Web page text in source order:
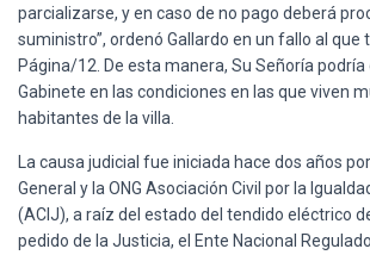
parcializarse, y en caso de no pago deberá
suministro”, ordenó Gallardo en un fallo al que
Página/12. De esta manera, Su Señoría
Gabinete en las condiciones en las que viven
habitantes de la villa.
La causa judicial fue iniciada hace dos años
General y la ONG Asociación Civil por la
(ACIJ), a raíz del estado del tendido eléctrico
pedido de la Justicia, el Ente Nacional